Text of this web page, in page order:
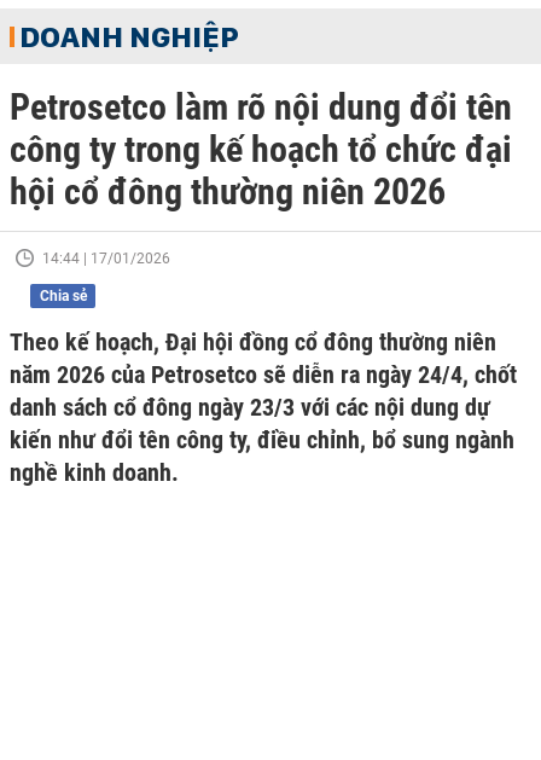
DOANH NGHIỆP
Petrosetco làm rõ nội dung đổi tên
công ty trong kế hoạch tổ chức đại
hội cổ đông thường niên 2026
14:44 | 17/01/2026
Chia sẻ
Theo kế hoạch, Đại hội đồng cổ đông thường niên
năm 2026 của Petrosetco sẽ diễn ra ngày 24/4, chốt
danh sách cổ đông ngày 23/3 với các nội dung dự
kiến như đổi tên công ty, điều chỉnh, bổ sung ngành
nghề kinh doanh.